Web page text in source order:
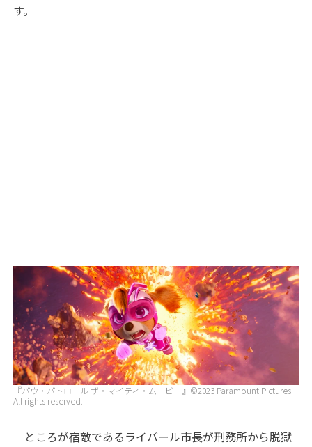
す。
『パウ・パトロール ザ・マイティ・ムービー』©2023 Paramount Pictures.
All rights reserved.
ところが宿敵であるライバール市長が刑務所から脱獄